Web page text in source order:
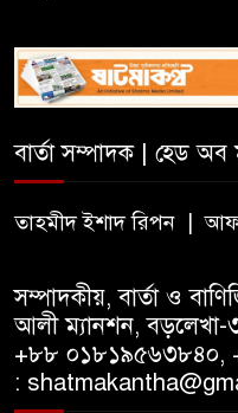
বার্তা সম্পাদক | হেড অব
তাহমীদ ইশাদ রিপন |
সম্পাদকীয়, বার্তা ও
আলী ম্যানশন,
+৮৮ ০১৮১৯৫৬৩৮৪০,
: